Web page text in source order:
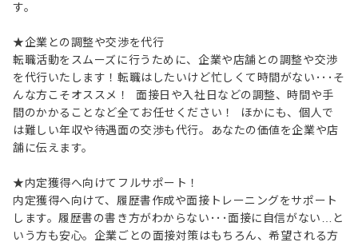
す。
★企業との調整や交渉を代行
転職活動をスムーズに行うために、企業や店舗との調整や交渉
を代行いたします！転職はしたいけど忙しくて時間がない･･･そ
んな方こそオススメ！ 面接日や入社日などの調整、時間や手
間のかかることなど全てお任せください！ ほかにも、個人で
は難しい年収や待遇面の交渉も代行。あなたの価値を企業や店
舗に伝えます。
★内定獲得へ向けてフルサポート！
内定獲得へ向けて、履歴書作成や面接トレーニングをサポート
します。履歴書の書き方がわからない･･･面接に自信がない…と
いう方も安心。企業ごとの面接対策はもちろん、希望される方